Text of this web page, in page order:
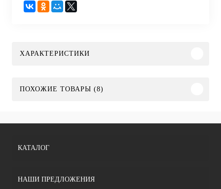
ХАРАКТЕРИСТИКИ
ПОХОЖИЕ ТОВАРЫ (8)
КАТАЛОГ
НАШИ ПРЕДЛОЖЕНИЯ